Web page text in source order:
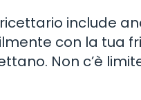
include
con la tua
Non c’è